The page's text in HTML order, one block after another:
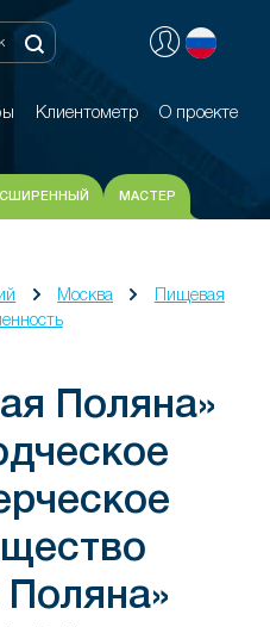
Клиентометр О проекте
Клиентометр О проекте
МАСТЕР
Москва
Пищевая
Поляна»